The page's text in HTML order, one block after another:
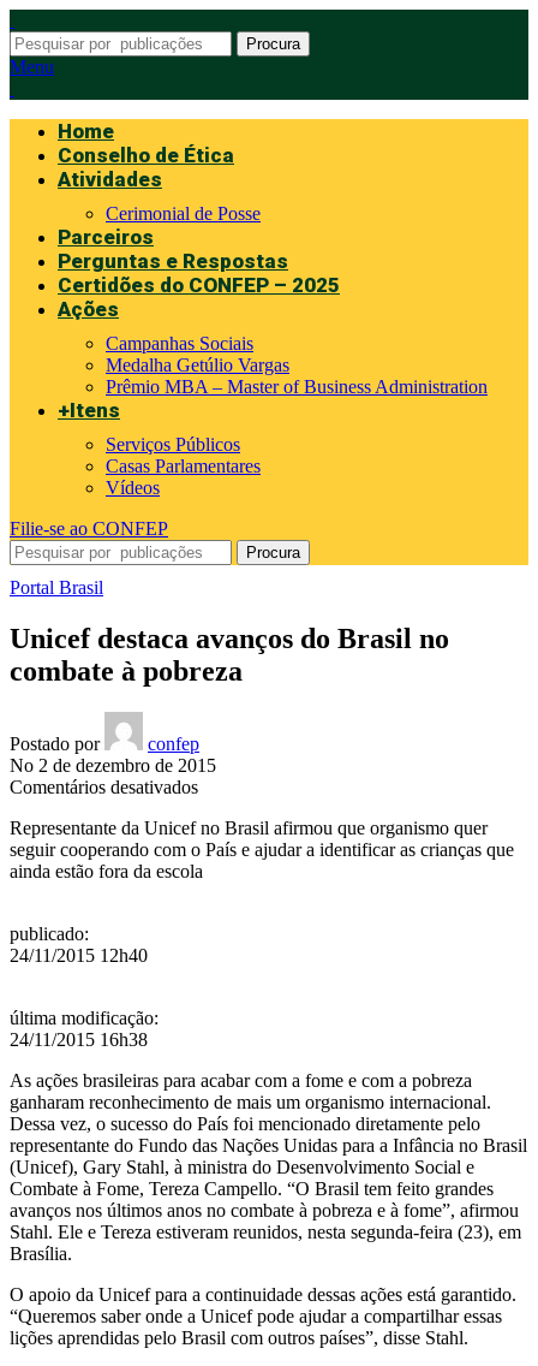
Procura
Menu
Home
Conselho de Ética
Atividades
Cerimonial de Posse
Parceiros
Perguntas e Respostas
Certidões do CONFEP – 2025
Ações
Campanhas Sociais
Medalha Getúlio Vargas
Prêmio MBA – Master of Business Administration
+Itens
Serviços Públicos
Casas Parlamentares
Vídeos
Filie-se ao CONFEP
Procura
Portal Brasil
Unicef destaca avanços do Brasil no
combate à pobreza
Postado por
confep
No 2 de dezembro de 2015
Comentários desativadosem
destaca
avanços
do
Representante da Unicef no Brasil afirmou que organismo quer
seguir cooperando com o País e ajudar a identificar as crianças que
ainda estão fora da escola
publicado:
24/11/2015 12h40
última modificação:
24/11/2015 16h38
As ações brasileiras para acabar com a fome e com a pobreza
ganharam reconhecimento de mais um organismo internacional.
Dessa vez, o sucesso do País foi mencionado diretamente pelo
representante do Fundo das Nações Unidas para a Infância no Brasil
(Unicef), Gary Stahl, à ministra do Desenvolvimento Social e
Combate à Fome, Tereza Campello. “O Brasil tem feito grandes
avanços nos últimos anos no combate à pobreza e à fome”, afirmou
Stahl. Ele e Tereza estiveram reunidos, nesta segunda-feira (23), em
Brasília.
O apoio da Unicef para a continuidade dessas ações está garantido.
“Queremos saber onde a Unicef pode ajudar a compartilhar essas
lições aprendidas pelo Brasil com outros países”, disse Stahl.